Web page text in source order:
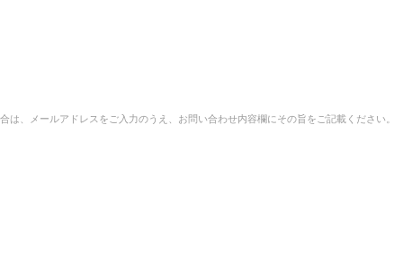
は、メールアドレスをご入力のうえ、お問い合わせ内容欄にその旨をご記載ください。